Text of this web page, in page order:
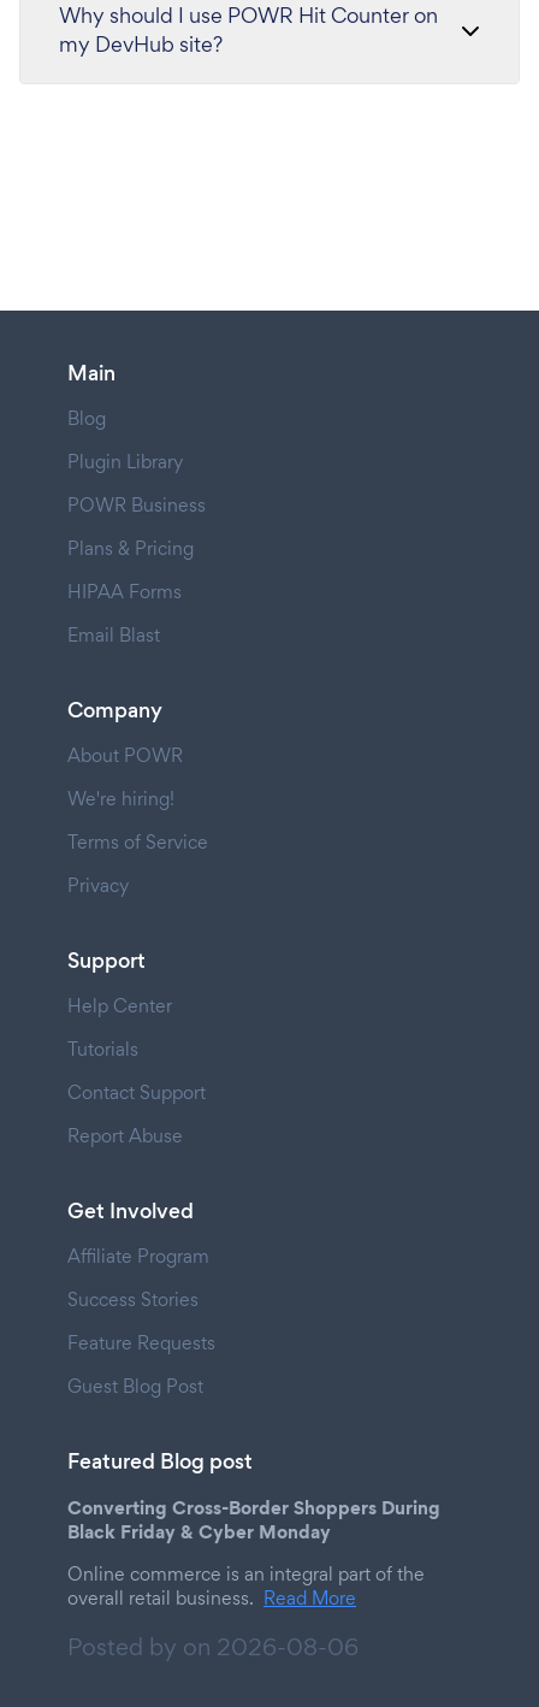
Why should I use POWR Hit Counter on
my DevHub site?
Main
Blog
Plugin Library
POWR Business
Plans & Pricing
HIPAA Forms
Email Blast
Company
About POWR
We're hiring!
Terms of Service
Privacy
Support
Help Center
Tutorials
Contact Support
Report Abuse
Get Involved
Affiliate Program
Success Stories
Feature Requests
Guest Blog Post
Featured Blog post
Converting Cross-Border Shoppers During
Black Friday & Cyber Monday
Online commerce is an integral part of the
overall retail business. Read More
Posted by on 2026-08-06